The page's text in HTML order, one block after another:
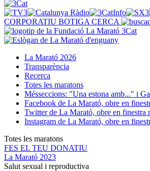
CORPORATIU BOTIGA CERCA
La Marató 2026
Transparència
Recerca
Totes les maratons
Mésseccions: "Una estona amb..." i
Facebook de La Marató, obre en
Twitter de La Marató, obre en finestra
Instagram de La Marató, obre en
Totes les maratons
FES EL TEU DONATIU
La Marató 2023
Salut sexual i reproductiva